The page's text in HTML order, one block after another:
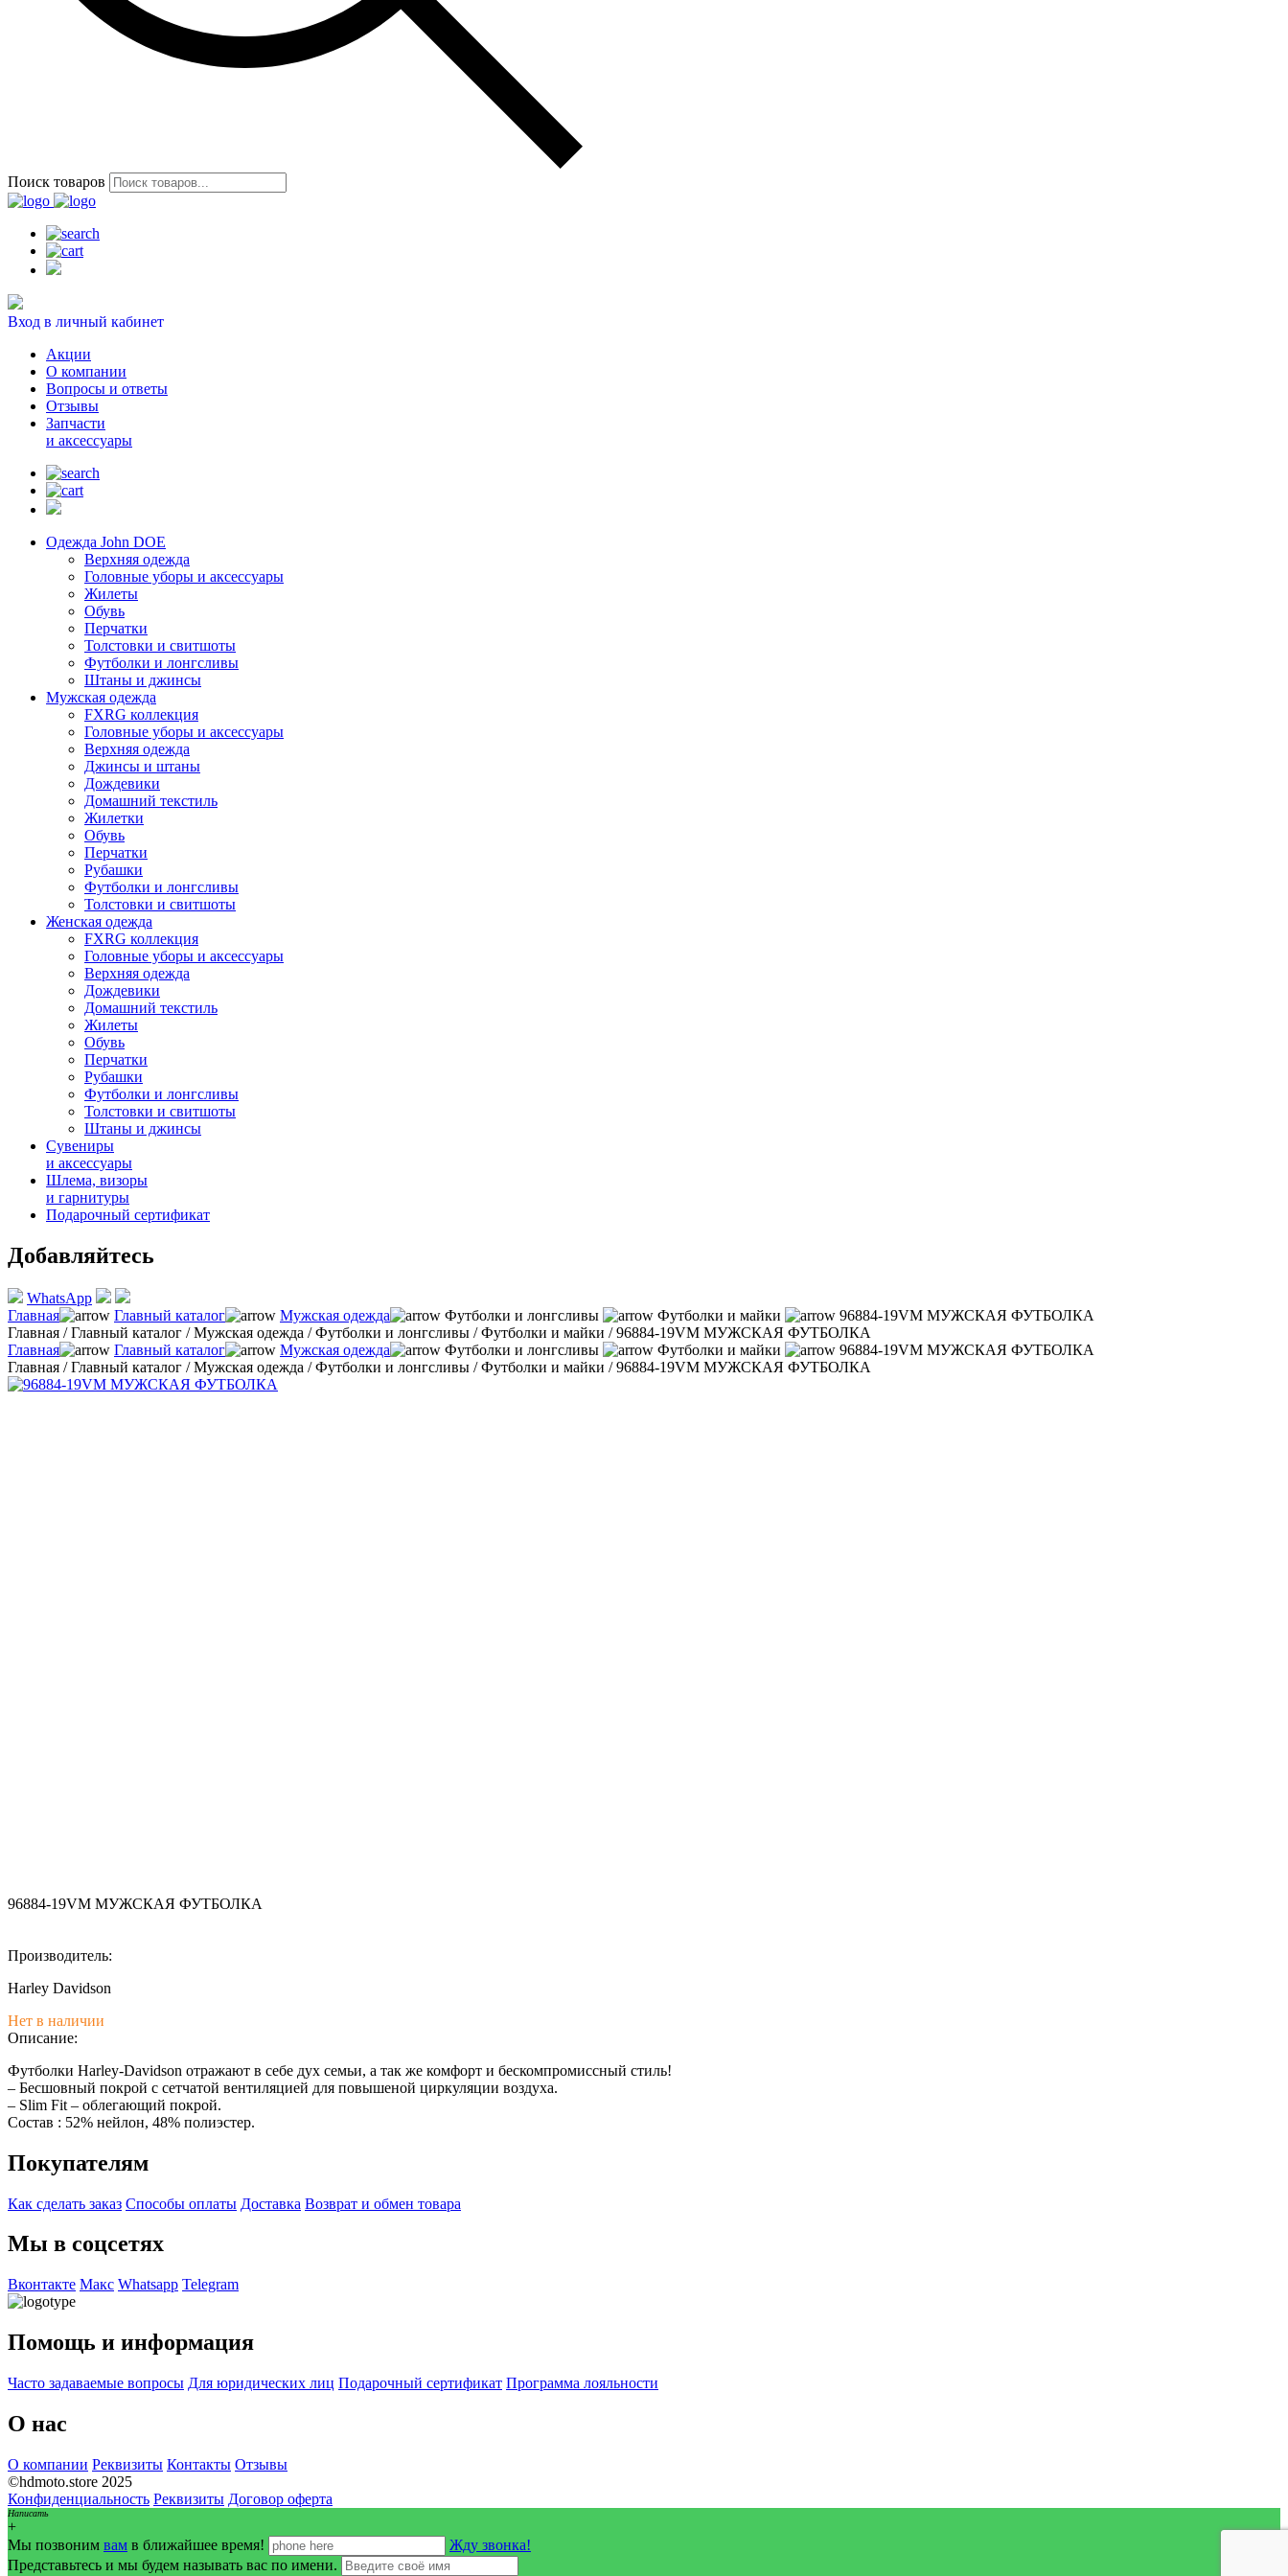
Поиск товаров
Вход в личный кабинет
Акции
О компании
Вопросы и ответы
Отзывы
Запчасти
и аксессуары
Одежда John DOE
Верхняя одежда
Головные уборы и аксессуары
Жилеты
Обувь
Перчатки
Толстовки и свитшоты
Футболки и лонгсливы
Штаны и джинсы
Мужская одежда
FXRG коллекция
Головные уборы и аксессуары
Верхняя одежда
Джинсы и штаны
Дождевики
Домашний текстиль
Жилетки
Обувь
Перчатки
Рубашки
Футболки и лонгсливы
Толстовки и свитшоты
Женская одежда
FXRG коллекция
Головные уборы и аксессуары
Верхняя одежда
Дождевики
Домашний текстиль
Жилеты
Обувь
Перчатки
Рубашки
Футболки и лонгсливы
Толстовки и свитшоты
Штаны и джинсы
Сувениры
и аксессуары
Шлема, визоры
и гарнитуры
Подарочный сертификат
Добавляйтесь
WhatsApp
Главная
Главный каталог Мужская одежда Футболки и лонгсливы Футболки и майки
96884-19VM МУЖСКАЯ ФУТБОЛКА
Главная /Главный каталог /Мужская одежда /Футболки и лонгсливы /Футболки и майки /96884-19VM МУЖСКАЯ ФУТБОЛКА
Главная
Главный каталог Мужская одежда Футболки и лонгсливы Футболки и майки
96884-19VM МУЖСКАЯ ФУТБОЛКА
Главная /Главный каталог /Мужская одежда /Футболки и лонгсливы /Футболки и майки /96884-19VM МУЖСКАЯ ФУТБОЛКА
96884-19VM МУЖСКАЯ ФУТБОЛКА
Производитель:
Harley Davidson
Нет в наличии
Описание:
Футболки Harley-Davidson отражают в себе дух семьи, а так же комфорт и бескомпромиссный стиль!
– Бесшовный покрой с сетчатой вентиляцией для повышеной циркуляции воздуха.
– Slim Fit – облегающий покрой.
Состав : 52% нейлон, 48% полиэстер.
Покупателям
Как сделать заказ Способы оплаты Доставка Возврат и обмен товара
Мы в соцсетях
Вконтакте Макс Whatsapp Telegram
Помощь и информация
Часто задаваемые вопросы Для юридических лиц Подарочный сертификат Программа лояльности
О нас
О компании Реквизиты Контакты Отзывы
©hdmoto.store 2025
Конфиденциальность Реквизиты Договор оферта
Написать
+
Мы позвоним вам в ближайшее время!
Жду звонка!
Представьтесь и мы будем называть вас по имени.